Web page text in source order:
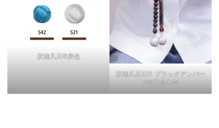
釈迦凡天®房色
釈迦凡天S21 ブラックアンバー
9寸天台大平